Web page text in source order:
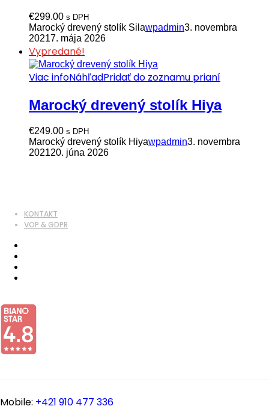
€299.00 s DPH
Marocký drevený stolík Silawpadmin3. novembra
20217. mája 2026
Vypredané!
Viac infoNáhľadPridať do zoznamu prianí
Marocký drevený stolík Hiya
€249.00 s DPH
Marocký drevený stolík Hiyawpadmin3. novembra
202120. júna 2026
KONTAKT
VOP & GDPR
Mobile: +421 910 477 336